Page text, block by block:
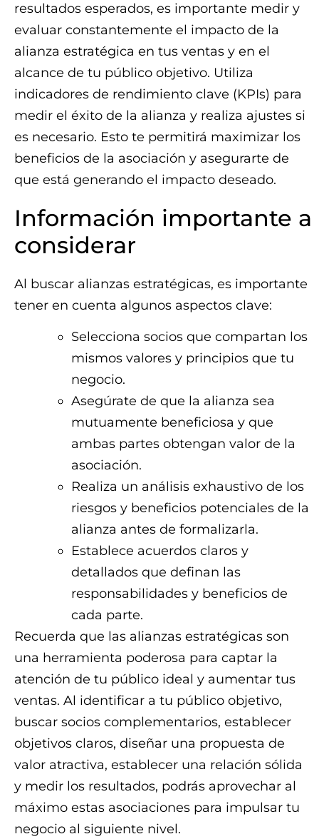
resultados esperados, es importante medir y
evaluar constantemente el impacto de la
alianza estratégica en tus ventas y en el
alcance de tu público objetivo. Utiliza
indicadores de rendimiento clave (KPIs) para
medir el éxito de la alianza y realiza ajustes si
es necesario. Esto te permitirá maximizar los
beneficios de la asociación y asegurarte de
que está generando el impacto deseado.
Información importante a
considerar
Al buscar alianzas estratégicas, es importante
tener en cuenta algunos aspectos clave:
Selecciona socios que compartan los
mismos valores y principios que tu
negocio.
Asegúrate de que la alianza sea
mutuamente beneficiosa y que
ambas partes obtengan valor de la
asociación.
Realiza un análisis exhaustivo de los
riesgos y beneficios potenciales de la
alianza antes de formalizarla.
Establece acuerdos claros y
detallados que definan las
responsabilidades y beneficios de
cada parte.
Recuerda que las alianzas estratégicas son
una herramienta poderosa para captar la
atención de tu público ideal y aumentar tus
ventas. Al identificar a tu público objetivo,
buscar socios complementarios, establecer
objetivos claros, diseñar una propuesta de
valor atractiva, establecer una relación sólida
y medir los resultados, podrás aprovechar al
máximo estas asociaciones para impulsar tu
negocio al siguiente nivel.